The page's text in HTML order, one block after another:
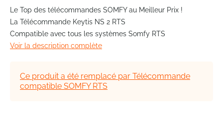
to
the
of
the
Le Top des télécommandes SOMFY au Meilleur Prix !
La Télécommande Keytis NS 2 RTS
Compatible avec tous les systèmes Somfy RTS
Voir la description complète
Ce produit a été remplacé par Télécommande
compatible SOMFY RTS